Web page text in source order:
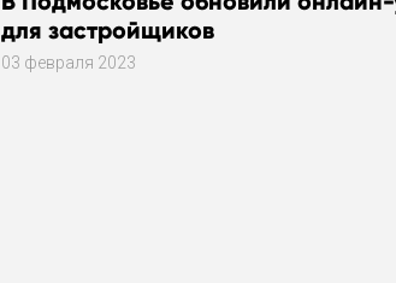
для застройщиков
03 февраля 2023